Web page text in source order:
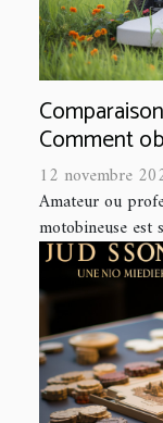
Comment
12 novembre
Amateur ou
motobineuse est